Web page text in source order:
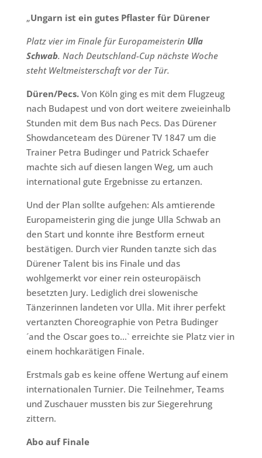
„Ungarn ist ein gutes Pflaster für Dürener
Platz vier im Finale für Europameisterin Ulla
Schwab. Nach Deutschland-Cup nächste Woche
steht Weltmeisterschaft vor der Tür.
Düren/Pecs.Von Köln ging es mit dem Flugzeug
nach Budapest und von dort weitere zweieinhalb
Stunden mit dem Bus nach Pecs. Das Dürener
Showdanceteam des Dürener TV 1847 um die
Trainer Petra Budinger und Patrick Schaefer
machte sich auf diesen langen Weg, um auch
international gute Ergebnisse zu ertanzen.
Und der Plan sollte aufgehen: Als amtierende
Europameisterin ging die junge Ulla Schwab an
den Start und konnte ihre Bestform erneut
bestätigen. Durch vier Runden tanzte sich das
Dürener Talent bis ins Finale und das
wohlgemerkt vor einer rein osteuropäisch
besetzten Jury. Lediglich drei slowenische
Tänzerinnen landeten vor Ulla. Mit ihrer perfekt
vertanzten Choreographie von Petra Budinger
´and the Oscar goes to…` erreichte sie Platz vier in
einem hochkarätigen Finale.
Erstmals gab es keine offene Wertung auf einem
internationalen Turnier. Die Teilnehmer, Teams
und Zuschauer mussten bis zur Siegerehrung
zittern.
Abo auf Finale